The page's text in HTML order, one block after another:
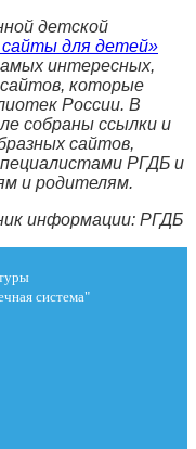
детской
для детей»
интересных,
которые
России. В
собраны ссылки и
сайтов,
РГДБ и
и родителям.
информации: РГДБ
система"